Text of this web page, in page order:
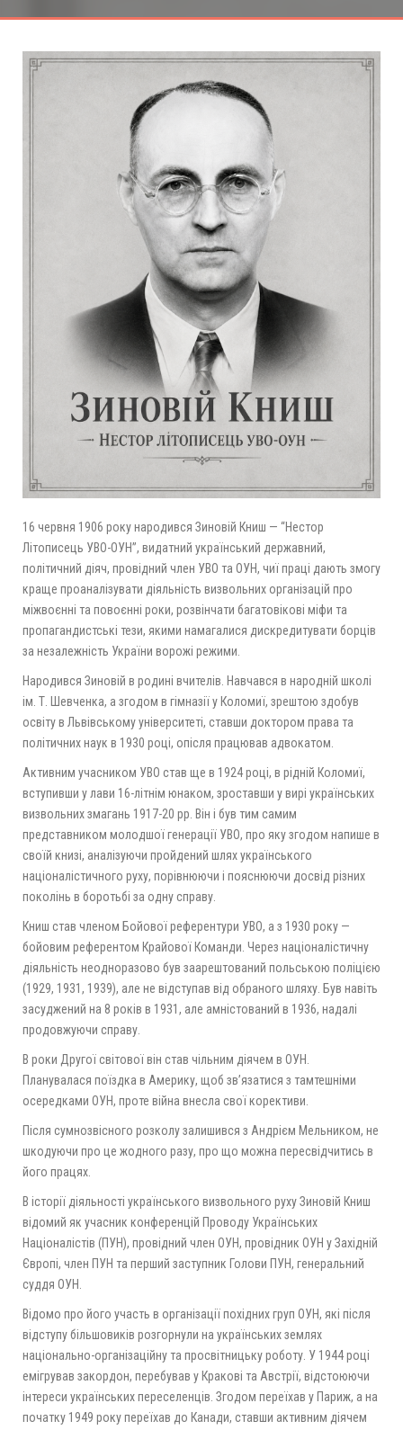
16 червня 1906 року народився Зиновій Книш — “Нестор
Літописець УВО-ОУН”, видатний український державний,
політичний діяч, провідний член УВО та ОУН, чиї праці дають змогу
краще проаналізувати діяльність визвольних організацій про
міжвоєнні та повоєнні роки, розвінчати багатовікові міфи та
пропагандистські тези, якими намагалися дискредитувати борців
за незалежність України ворожі режими.
Народився Зиновій в родині вчителів. Навчався в народній школі
ім. Т. Шевченка, а згодом в гімназії у Коломиї, зрештою здобув
освіту в Львівському університеті, ставши доктором права та
політичних наук в 1930 році, опісля працював адвокатом.
Активним учасником УВО став ще в 1924 році, в рідній Коломиї,
вступивши у лави 16-літнім юнаком, зроставши у вирі українських
визвольних змагань 1917-20 рр. Він і був тим самим
представником молодшої генерації УВО, про яку згодом напише в
своїй книзі, аналізуючи пройдений шлях українського
націоналістичного руху, порівнюючи і пояснюючи досвід різних
поколінь в боротьбі за одну справу.
Книш став членом Бойової референтури УВО, а з 1930 року —
бойовим референтом Крайової Команди. Через націоналістичну
діяльність неодноразово був заарештований польською поліцією
(1929, 1931, 1939), але не відступав від обраного шляху. Був навіть
засуджений на 8 років в 1931, але амністований в 1936, надалі
продовжуючи справу.
В роки Другої світової він став чільним діячем в ОУН.
Планувалася поїздка в Америку, щоб зв’язатися з тамтешніми
осередками ОУН, проте війна внесла свої корективи.
Після сумнозвісного розколу залишився з Андрієм Мельником, не
шкодуючи про це жодного разу, про що можна пересвідчитись в
його працях.
В історії діяльності українського визвольного руху Зиновій Книш
відомий як учасник конференцій Проводу Українських
Націоналістів (ПУН), провідний член ОУН, провідник ОУН у Західній
Європі, член ПУН та перший заступник Голови ПУН, генеральний
суддя ОУН.
Відомо про його участь в організації похідних груп ОУН, які після
відступу більшовиків розгорнули на українських землях
національно-організаційну та просвітницьку роботу. У 1944 році
емігрував закордон, перебував у Кракові та Австрії, відстоюючи
інтереси українських переселенців. Згодом переїхав у Париж, а на
початку 1949 року переїхав до Канади, ставши активним діячем